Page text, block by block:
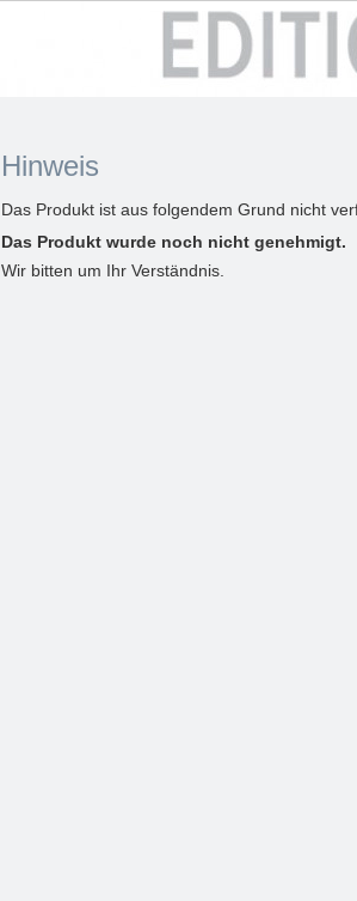
Hinweis
Das Produkt ist aus folgendem Grund nicht
Das Produkt wurde noch nicht genehmigt.
Wir bitten um Ihr Verständnis.